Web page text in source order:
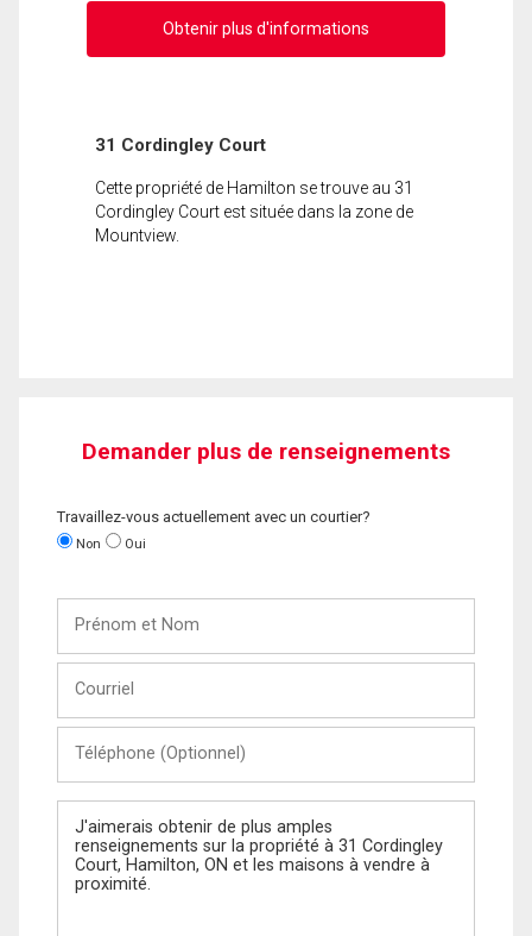
Obtenir plus d'informations
31 Cordingley Court
Cette propriété de Hamilton se trouve au 31
Cordingley Court est située dans la zone de
Mountview.
Demander plus de renseignements
Travaillez-vous actuellement avec un courtier?
Non Oui
Nom
(Optionnel)
Message